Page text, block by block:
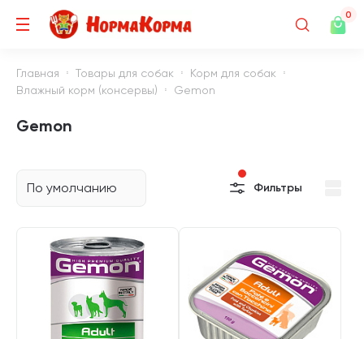
0
Главная Товары для собак
Корм для собак
Влажный корм (консервы)
Gemon
Gemon
По умолчанию Фильтры